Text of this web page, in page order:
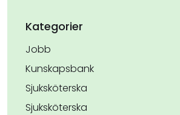
Kategorier
Jobb
Kunskapsbank
Sjuksköterska
Sjuksköterska